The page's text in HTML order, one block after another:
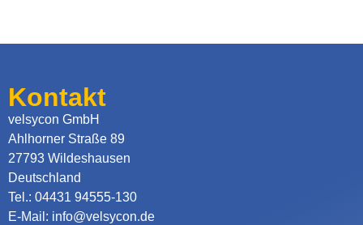
Kontakt
velsycon GmbH
Ahlhorner Straße 89
27793 Wildeshausen
Deutschland
Tel.: 04431 94555-130
E-Mail: info@velsycon.de